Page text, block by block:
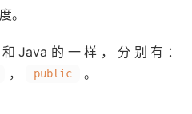
。
Java的一样，分别有：
， public 。